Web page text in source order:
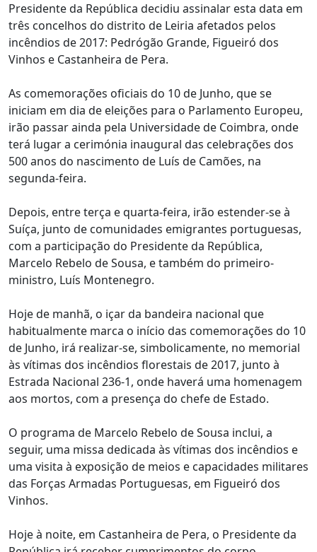
Presidente da República decidiu assinalar esta data em
três concelhos do distrito de Leiria afetados pelos
incêndios de 2017: Pedrógão Grande, Figueiró dos
Vinhos e Castanheira de Pera.
As comemorações oficiais do 10 de Junho, que se
iniciam em dia de eleições para o Parlamento Europeu,
irão passar ainda pela Universidade de Coimbra, onde
terá lugar a cerimónia inaugural das celebrações dos
500 anos do nascimento de Luís de Camões, na
segunda-feira.
Depois, entre terça e quarta-feira, irão estender-se à
Suíça, junto de comunidades emigrantes portuguesas,
com a participação do Presidente da República,
Marcelo Rebelo de Sousa, e também do primeiro-
ministro, Luís Montenegro.
Hoje de manhã, o içar da bandeira nacional que
habitualmente marca o início das comemorações do 10
de Junho, irá realizar-se, simbolicamente, no memorial
às vítimas dos incêndios florestais de 2017, junto à
Estrada Nacional 236-1, onde haverá uma homenagem
aos mortos, com a presença do chefe de Estado.
O programa de Marcelo Rebelo de Sousa inclui, a
seguir, uma missa dedicada às vítimas dos incêndios e
uma visita à exposição de meios e capacidades militares
das Forças Armadas Portuguesas, em Figueiró dos
Vinhos.
Hoje à noite, em Castanheira de Pera, o Presidente da